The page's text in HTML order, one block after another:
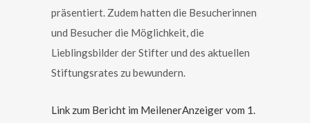
präsentiert. Zudem hatten die Besucherinnen
und Besucher die Möglichkeit, die
Lieblingsbilder der Stifter und des aktuellen
Stiftungsrates zu bewundern.
Link zum Bericht im MeilenerAnzeiger vom 1.